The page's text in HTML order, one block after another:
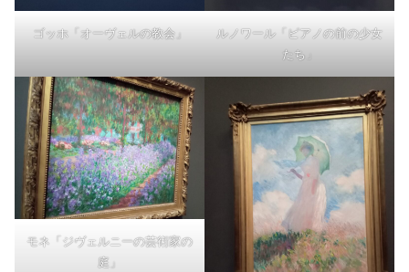
ゴッホ「オーヴェルの教会」
ルノワール「ピアノの前の少女
たち」
モネ「ジヴェルニーの芸術家の
庭」